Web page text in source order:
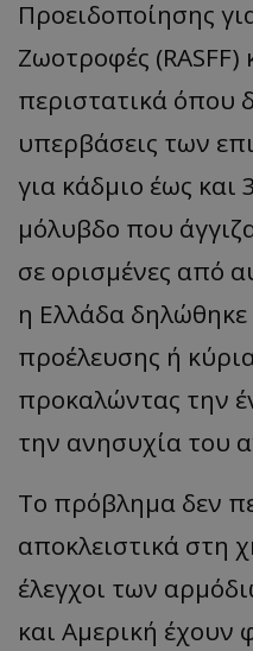
Προειδοποίησης
Ζωοτροφές
περιστατικά όπου
υπερβάσεις των
για κάδμιο έως και
μόλυβδο που
σε ορισμένες από
η Ελλάδα
προέλευσης ή
προκαλώντας την
την ανησυχία του
Το πρόβλημα δεν
αποκλειστικά στη
έλεγχοι των
και Αμερική έχουν